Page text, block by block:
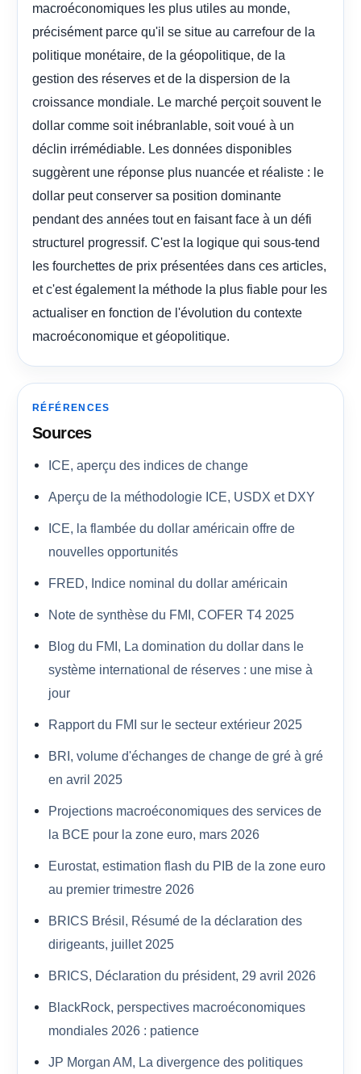
macroéconomiques les plus utiles au monde,
précisément parce qu'il se situe au carrefour de la
politique monétaire, de la géopolitique, de la
gestion des réserves et de la dispersion de la
croissance mondiale. Le marché perçoit souvent le
dollar comme soit inébranlable, soit voué à un
déclin irrémédiable. Les données disponibles
suggèrent une réponse plus nuancée et réaliste : le
dollar peut conserver sa position dominante
pendant des années tout en faisant face à un défi
structurel progressif. C'est la logique qui sous-tend
les fourchettes de prix présentées dans ces articles,
et c'est également la méthode la plus fiable pour les
actualiser en fonction de l'évolution du contexte
macroéconomique et géopolitique.
RÉFÉRENCES
Sources
ICE, aperçu des indices de change
Aperçu de la méthodologie ICE, USDX et DXY
ICE, la flambée du dollar américain offre de
nouvelles opportunités
FRED, Indice nominal du dollar américain
Note de synthèse du FMI, COFER T4 2025
Blog du FMI, La domination du dollar dans le
système international de réserves : une mise à
jour
Rapport du FMI sur le secteur extérieur 2025
BRI, volume d'échanges de change de gré à gré
en avril 2025
Projections macroéconomiques des services de
la BCE pour la zone euro, mars 2026
Eurostat, estimation flash du PIB de la zone euro
au premier trimestre 2026
BRICS Brésil, Résumé de la déclaration des
dirigeants, juillet 2025
BRICS, Déclaration du président, 29 avril 2026
BlackRock, perspectives macroéconomiques
mondiales 2026 : patience
JP Morgan AM, La divergence des politiques